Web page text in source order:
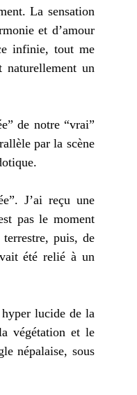
La sensation
et d’amour
infinie, tout me
naturellement un
de notre “vrai”
par la scène
J’ai reçu une
pas le moment
puis, de
été relié à un
lucide de la
végétation et le
népalaise, sous